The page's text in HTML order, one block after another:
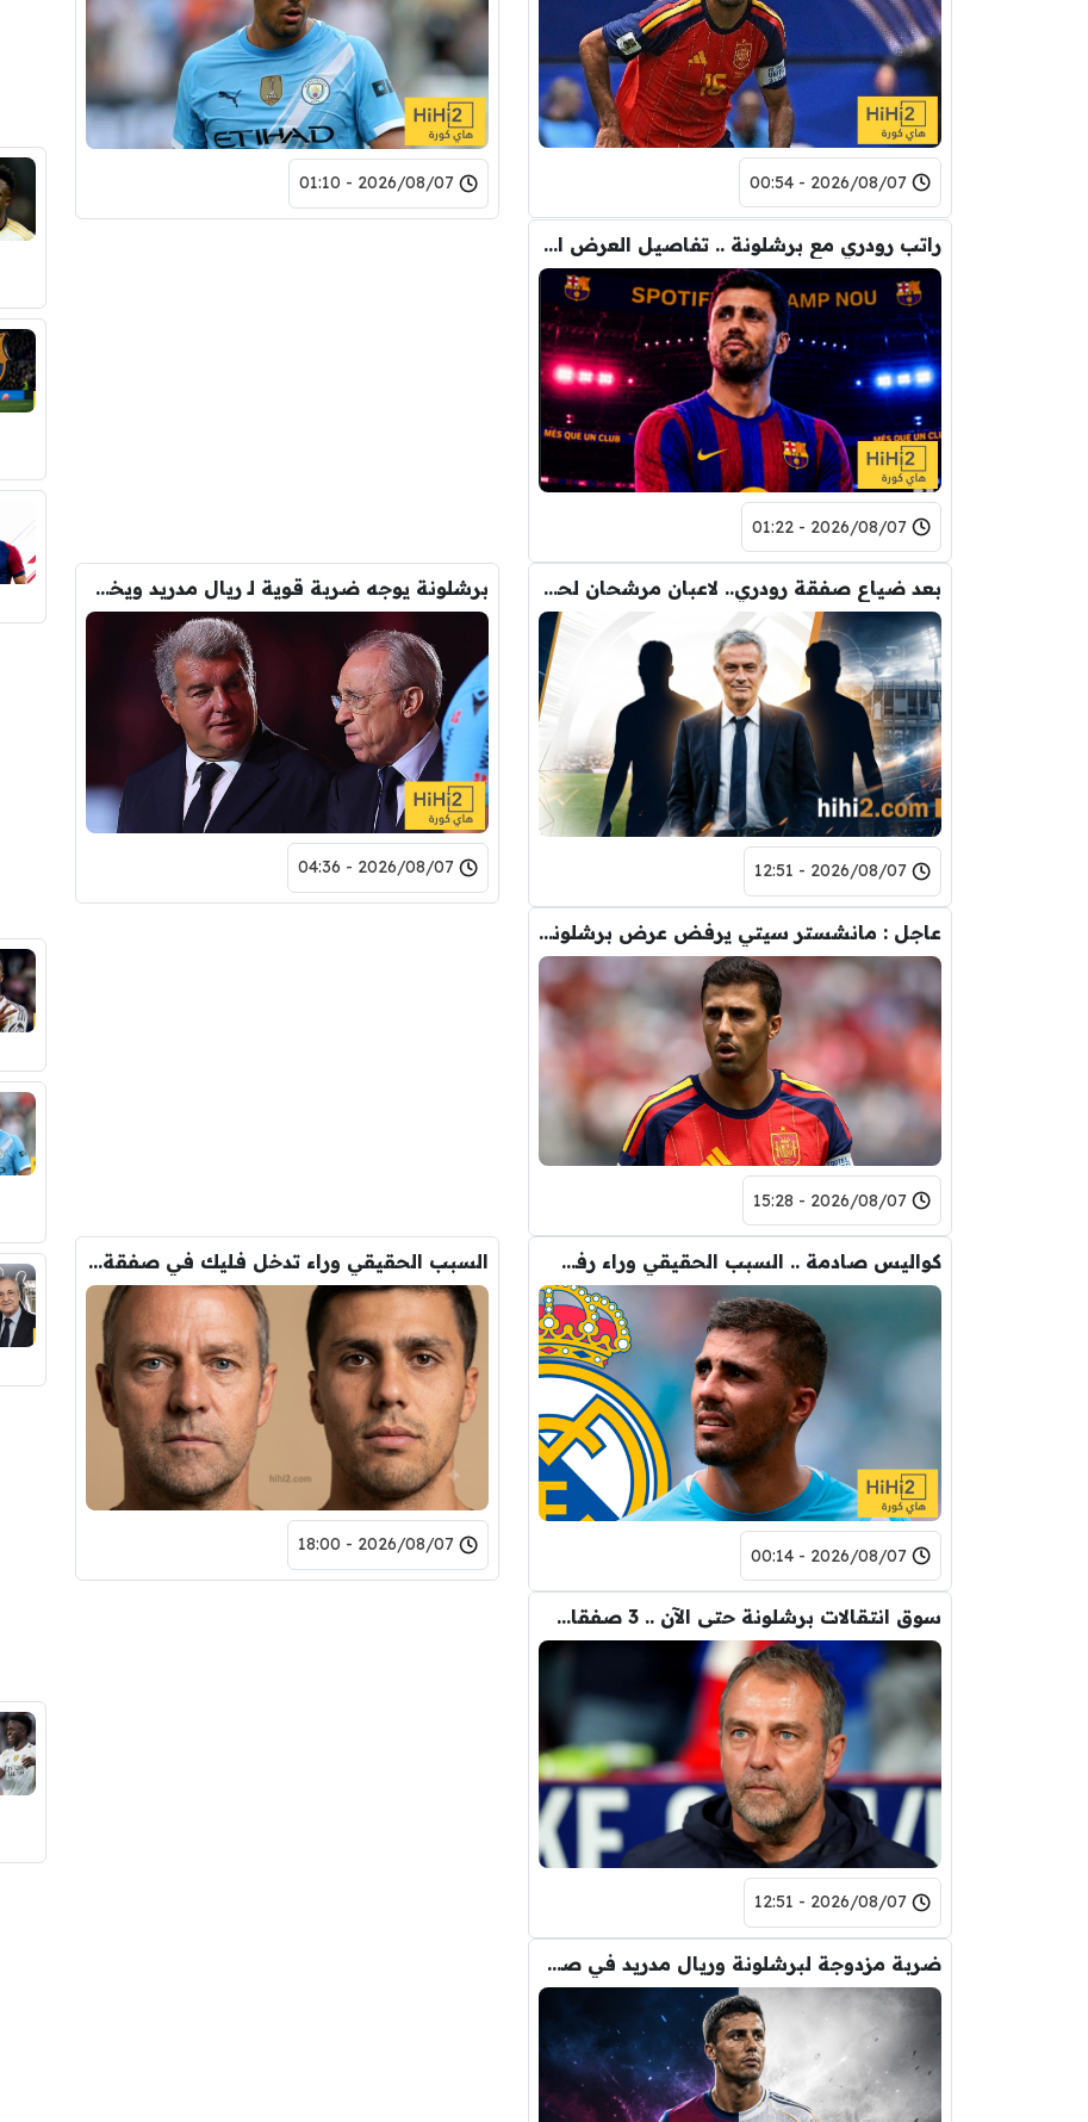
2026/08/07 - 00:54
2026/08/07 - 01:10
راتب رودري مع برشلونة .. تفاصيل العرض الأول
2026/08/07 - 01:22
بعد ضياع صفقة رودري.. لاعبان مرشحان لحل أزمة ريال مدريد
2026/08/07 - 12:51
برشلونة يوجه ضربة قوية لـ ريال مدريد ويخفي صفقته التاريخية
2026/08/07 - 04:36
عاجل : مانشستر سيتي يرفض عرض برشلونة الاول لضم رودري.. ويسخر من قيمته
2026/08/07 - 15:28
كواليس صادمة .. السبب الحقيقي وراء رفض رودري لريال مدريد
2026/08/07 - 00:14
السبب الحقيقي وراء تدخل فليك في صفقة رودري
2026/08/07 - 18:00
سوق انتقالات برشلونة حتى الآن .. 3 صفقات و 5 راحلين
2026/08/07 - 12:51
ضربة مزدوجة لبرشلونة وريال مدريد في صفقة رودري